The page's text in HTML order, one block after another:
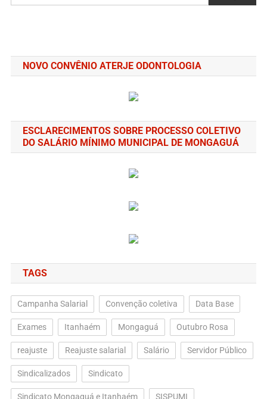
NOVO CONVÊNIO ATERJE ODONTOLOGIA
ESCLARECIMENTOS SOBRE PROCESSO COLETIVO
DO SALÁRIO MÍNIMO MUNICIPAL DE MONGAGUÁ
TAGS
Campanha Salarial Convenção coletiva Data Base
Exames Itanhaém Mongaguá Outubro Rosa
reajuste Reajuste salarial Salário Servidor Público
Sindicalizados Sindicato
Sindicato Mongaguá e Itanhaém SISPUMI